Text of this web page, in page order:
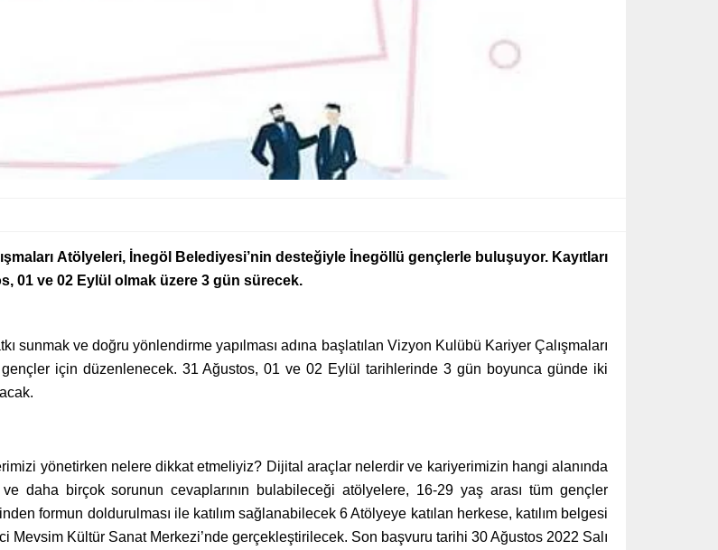
Atölyeleri, İnegöl Belediyesi’nin desteğiyle İnegöllü gençlerle buluşuyor. Kayıtları
01 ve 02 Eylül olmak üzere 3 gün sürecek.
sunmak ve doğru yönlendirme yapılması adına başlatılan Vizyon Kulübü Kariyer Çalışmaları
için düzenlenecek. 31 Ağustos, 01 ve 02 Eylül tarihlerinde 3 gün boyunca günde iki
yönetirken nelere dikkat etmeliyiz? Dijital araçlar nelerdir ve kariyerimizin hangi alanında
daha birçok sorunun cevaplarının bulabileceği atölyelere, 16-29 yaş arası tüm gençler
formun doldurulması ile katılım sağlanabilecek 6 Atölyeye katılan herkese, katılım belgesi
Mevsim Kültür Sanat Merkezi’nde gerçekleştirilecek. Son başvuru tarihi 30 Ağustos 2022 Salı